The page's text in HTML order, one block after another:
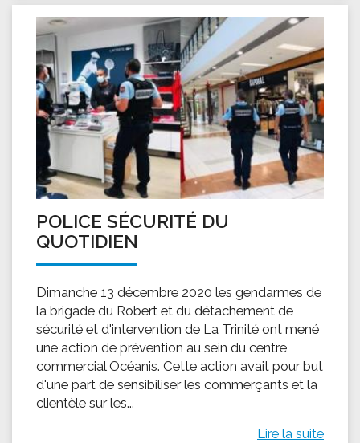
POLICE SÉCURITÉ DU
QUOTIDIEN
Dimanche 13 décembre 2020 les gendarmes de
la brigade du Robert et du détachement de
sécurité et d'intervention de La Trinité ont mené
une action de prévention au sein du centre
commercial Océanis. Cette action avait pour but
d'une part de sensibiliser les commerçants et la
clientèle sur les...
Lire la suite